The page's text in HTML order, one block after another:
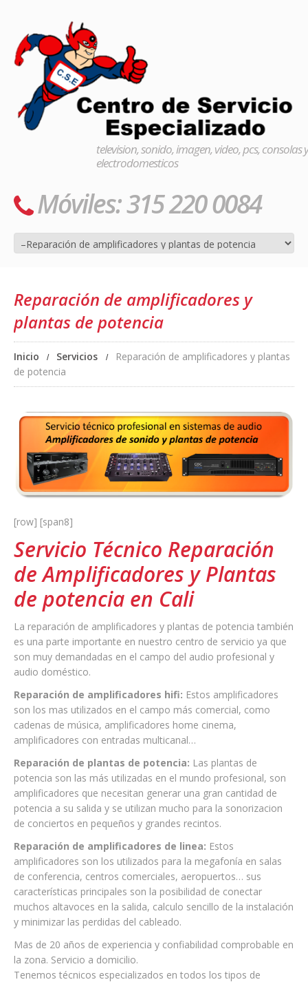
television, sonido, imagen, video, pcs, consolas y
electrodomesticos
Móviles: 315 220 0084
Reparación de amplificadores y
plantas de potencia
Inicio Servicios
Reparación de amplificadores y plantas
de potencia
[row] [span8]
Servicio Técnico Reparación
de Amplificadores y Plantas
de potencia en Cali
La reparación de amplificadores y plantas de potencia también
es una parte importante en nuestro centro de servicio ya que
son muy demandadas en el campo del audio profesional y
audio doméstico.
Reparación de amplificadores hifi: Estos amplificadores
son los mas utilizados en el campo más comercial, como
cadenas de música, amplificadores home cinema,
amplificadores con entradas multicanal…
Reparación de plantas de potencia: Las plantas de
potencia son las más utilizadas en el mundo profesional, son
amplificadores que necesitan generar una gran cantidad de
potencia a su salida y se utilizan mucho para la sonorizacion
de conciertos en pequeños y grandes recintos.
Reparación de amplificadores de linea: Estos
amplificadores son los utilizados para la megafonía en salas
de conferencia, centros comerciales, aeropuertos… sus
características principales son la posibilidad de conectar
muchos altavoces en la salida, calculo sencillo de la instalación
y minimizar las perdidas del cableado.
Mas de 20 años de experiencia y confiabilidad comprobable en
la zona. Servicio a domicilio.
Tenemos técnicos especializados en todos los tipos de